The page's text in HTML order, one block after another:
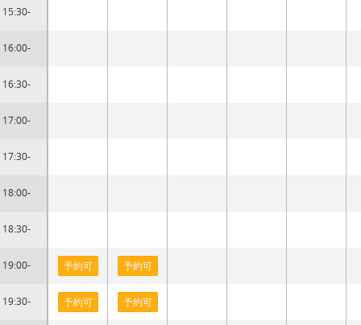
15:30-
16:00-
16:30-
17:00-
17:30-
18:00-
18:30-
19:00-
19:30-
予約可
予約可
予約可
予約可